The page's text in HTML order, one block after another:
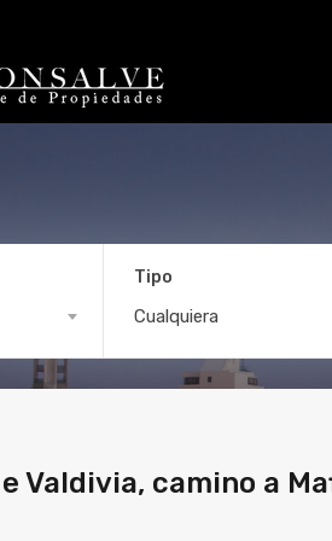
Tipo
Cualquiera
KM de Valdivia,
Valdivia, camino a